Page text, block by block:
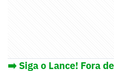
➡️ Siga o Lance! Fora